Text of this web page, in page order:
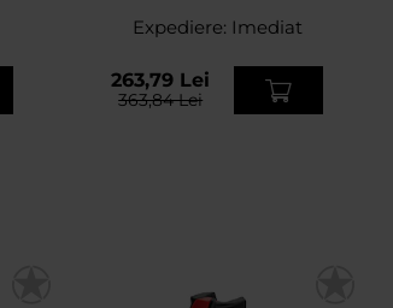
jet
Expediere: Imediat
263,79 Lei
363,84 Lei